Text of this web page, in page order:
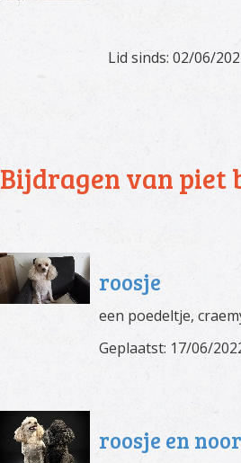
Lid sinds: 02/06/
Bijdragen van piet
roosje
een poedeltje,
Geplaatst: 17/06/
roosje en